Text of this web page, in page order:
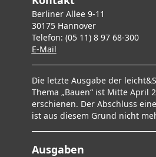
Berliner Allee 9-11
30175 Hannover
Telefon: (05 11) 8 97 68-300
E-Mail
Die letzte Ausgabe der
Thema „Bauen“ ist Mitte April
erschienen. Der Abschluss
ist aus diesem Grund nicht
Ausgaben